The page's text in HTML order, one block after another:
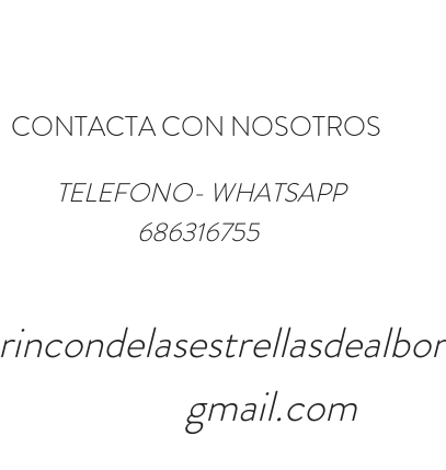
CONTACTA CON NOSOTROS
TELEFONO- WHATSAPP
686316755
gmail.com